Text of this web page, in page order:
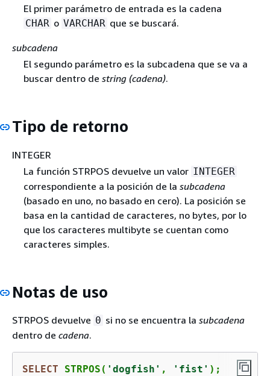
El primer parámetro de entrada es la cadena
CHAR o VARCHAR que se buscará.
subcadena
El segundo parámetro es la subcadena que se va a
buscar dentro de string (cadena).
Tipo de retorno
INTEGER
La función STRPOS devuelve un valor INTEGER
correspondiente a la posición de la subcadena
(basado en uno, no basado en cero). La posición se
basa en la cantidad de caracteres, no bytes, por lo
que los caracteres multibyte se cuentan como
caracteres simples.
Notas de uso
STRPOS devuelve 0 si no se encuentra la subcadena
dentro de cadena.
SELECT STRPOS( 'dogfish' , 'fist' );